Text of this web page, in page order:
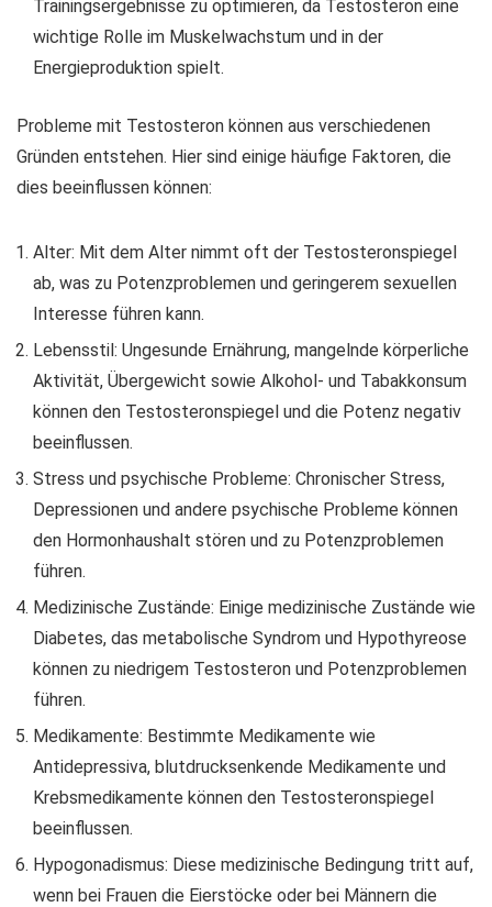
Trainingsergebnisse zu optimieren, da Testosteron eine
wichtige Rolle im Muskelwachstum und in der
Energieproduktion spielt.
Probleme mit Testosteron können aus verschiedenen
Gründen entstehen. Hier sind einige häufige Faktoren, die
dies beeinflussen können:
Alter: Mit dem Alter nimmt oft der Testosteronspiegel
ab, was zu Potenzproblemen und geringerem sexuellen
Interesse führen kann.
Lebensstil: Ungesunde Ernährung, mangelnde körperliche
Aktivität, Übergewicht sowie Alkohol- und Tabakkonsum
können den Testosteronspiegel und die Potenz negativ
beeinflussen.
Stress und psychische Probleme: Chronischer Stress,
Depressionen und andere psychische Probleme können
den Hormonhaushalt stören und zu Potenzproblemen
führen.
Medizinische Zustände: Einige medizinische Zustände wie
Diabetes, das metabolische Syndrom und Hypothyreose
können zu niedrigem Testosteron und Potenzproblemen
führen.
Medikamente: Bestimmte Medikamente wie
Antidepressiva, blutdrucksenkende Medikamente und
Krebsmedikamente können den Testosteronspiegel
beeinflussen.
Hypogonadismus: Diese medizinische Bedingung tritt auf,
wenn bei Frauen die Eierstöcke oder bei Männern die